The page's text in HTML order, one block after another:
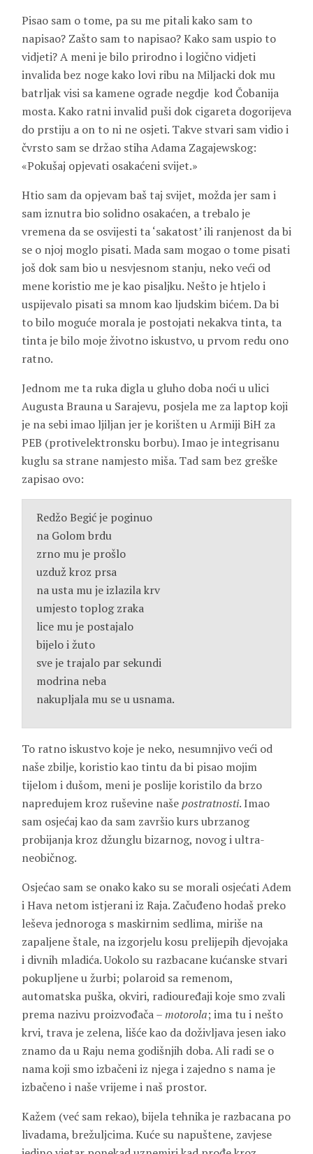
Pisao sam o tome, pa su me pitali kako sam to
napisao? Zašto sam to napisao? Kako sam uspio to
vidjeti? A meni je bilo prirodno i logično vidjeti
invalida bez noge kako lovi ribu na Miljacki dok mu
batrljak visi sa kamene ograde negdje kod Čobanija
mosta. Kako ratni invalid puši dok cigareta dogorijeva
do prstiju a on to ni ne osjeti. Takve stvari sam vidio i
čvrsto sam se držao stiha Adama Zagajewskog:
«Pokušaj opjevati osakaćeni svijet.»
Htio sam da opjevam baš taj svijet, možda jer sam i
sam iznutra bio solidno osakaćen, a trebalo je
vremena da se osvijesti ta ‘sakatost’ ili ranjenost da bi
se o njoj moglo pisati. Mada sam mogao o tome pisati
još dok sam bio u nesvjesnom stanju, neko veći od
mene koristio me je kao pisaljku. Nešto je htjelo i
uspijevalo pisati sa mnom kao ljudskim bićem. Da bi
to bilo moguće morala je postojati nekakva tinta, ta
tinta je bilo moje životno iskustvo, u prvom redu ono
ratno.
Jednom me ta ruka digla u gluho doba noći u ulici
Augusta Brauna u Sarajevu, posjela me za laptop koji
je na sebi imao ljiljan jer je korišten u Armiji BiH za
PEB (protivelektronsku borbu). Imao je integrisanu
kuglu sa strane namjesto miša. Tad sam bez greške
zapisao ovo:
Redžo Begić je poginuo
na Golom brdu
zrno mu je prošlo
uzduž kroz prsa
na usta mu je izlazila krv
umjesto toplog zraka
lice mu je postajalo
bijelo i žuto
sve je trajalo par sekundi
modrina neba
nakupljala mu se u usnama.
To ratno iskustvo koje je neko, nesumnjivo veći od
naše zbilje, koristio kao tintu da bi pisao mojim
tijelom i dušom, meni je poslije koristilo da brzo
napredujem kroz ruševine našepostratnosti. Imao
sam osjećaj kao da sam završio kurs ubrzanog
probijanja kroz džunglu bizarnog, novog i ultra-
neobičnog.
Osjećao sam se onako kako su se morali osjećati Adem
i Hava netom istjerani iz Raja. Začuđeno hodaš preko
leševa jednoroga s maskirnim sedlima, miriše na
zapaljene štale, na izgorjelu kosu prelijepih djevojaka
i divnih mladića. Uokolo su razbacane kućanske stvari
pokupljene u žurbi; polaroid sa remenom,
automatska puška, okviri, radiouređaji koje smo zvali
prema nazivu proizvođača –motorola; ima tu i nešto
krvi, trava je zelena, lišće kao da doživljava jesen iako
znamo da u Raju nema godišnjih doba. Ali radi se o
nama koji smo izbačeni iz njega i zajedno s nama je
izbačeno i naše vrijeme i naš prostor.
Kažem (već sam rekao), bijela tehnika je razbacana po
livadama, brežuljcima. Kuće su napuštene, zavjese